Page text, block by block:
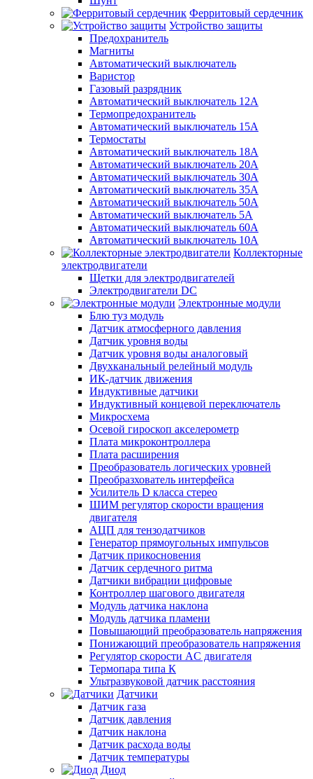
Ферритовый сердечник
Устройство защиты
Предохранитель
Магниты
Автоматический выключатель
Варистор
Газовый разрядник
Автоматический выключатель 12А
Термопредохранитель
Автоматический выключатель 15А
Термостаты
Автоматический выключатель 18А
Автоматический выключатель 20А
Автоматический выключатель 30А
Автоматический выключатель 35А
Автоматический выключатель 50А
Автоматический выключатель 5А
Автоматический выключатель 60А
Автоматический выключатель 10А
Коллекторные
электродвигатели
Щетки для электродвигателей
Электродвигатели DC
Электронные модули
Блю туз модуль
Датчик атмосферного давления
Датчик уровня воды
Датчик уровня воды аналоговый
Двухканальный релейный модуль
ИК-датчик движения
Индуктивные датчики
Индуктивный концевой переключатель
Микросхема
Осевой гироскоп акселерометр
Плата микроконтроллера
Плата расширения
Преобразователь логических уровней
Преобразхователь интерфейса
Усилитель D класса стерео
ШИМ регулятор скорости вращения
двигателя
АЦП для тензодатчиков
Генератор прямоугольных импульсов
Датчик прикосновения
Датчик сердечного ритма
Датчики вибрации цифровые
Контроллер шагового двигателя
Модуль датчика наклона
Модуль датчика пламени
Повышающий преобразователь напряжения
Понижающий преобразователь напряжения
Регулятор скорости AC двигателя
Термопара типа К
Ультразвуковой датчик расстояния
Датчики
Датчик газа
Датчик давления
Датчик наклона
Датчик расхода воды
Датчик температуры
Диод